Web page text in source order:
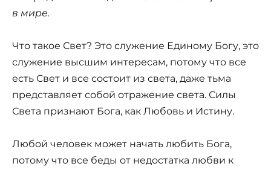
в мире.
Что такое Свет? Это служение Единому Богу, это
служение высшим интересам, потому что все
есть Свет и все состоит из света, даже тьма
представляет собой отражение света. Силы
Света признают Бога, как Любовь и Истину.
Любой человек может начать любить Бога,
потому что все беды от недостатка любви к